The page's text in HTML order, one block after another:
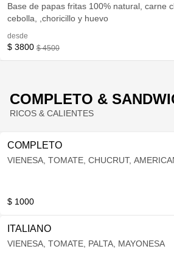
Base de papas fritas 100% natural, carne churrasco de vacuno,
cebolla, ,choricillo y huevo
desde
$ 3800 $ 4500
COMPLETO &
RICOS & CALIENTES
COMPLETO
VIENESA, TOMATE, CHUCRUT,
$ 1000
ITALIANO
VIENESA, TOMATE, PALTA, MAYONESA